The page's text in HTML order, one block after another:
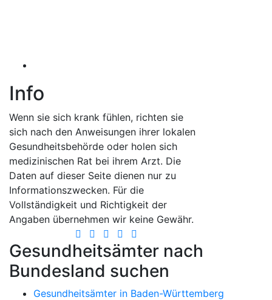
Info
Wenn sie sich krank fühlen, richten sie
sich nach den Anweisungen ihrer lokalen
Gesundheitsbehörde oder holen sich
medizinischen Rat bei ihrem Arzt. Die
Daten auf dieser Seite dienen nur zu
Informationszwecken. Für die
Vollständigkeit und Richtigkeit der
Angaben übernehmen wir keine Gewähr.
Gesundheitsämter nach
Bundesland suchen
Gesundheitsämter in Baden-Württemberg